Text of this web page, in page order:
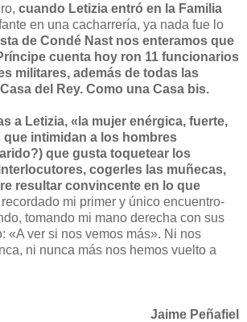
cuando Letizia entró en la Familia
en una cacharrería, ya nada fue lo
de Condé Nast nos enteramos que
cuenta hoy ron 11 funcionarios
militares, además de todas las
del Rey. Como una Casa bis.
a Letizia, «la mujer enérgica, fuerte,
que intimidan a los hombres
que gusta toquetear los
cogerles las muñecas,
resultar convincente en lo que
mi primer y único encuentro-
tomando mi mano derecha con sus
«A ver si nos vemos más». Ni nos
ni nunca más nos hemos vuelto a
Jaime Peñafiel